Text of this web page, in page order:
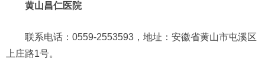
黄山昌仁医院
联系电话：0559-2553593，地址：安徽省黄山市屯溪区
上庄路1号。